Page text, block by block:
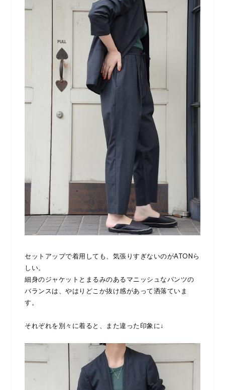
セットアップで着用しても、気張りすぎないのがATONら
しい。
細身のジャケットとまるみのあるマニッシュなパンツの
バランスは、やはりどこか抜け感があって洒落ていま
す。
それぞれを別々に着ると、また違った印象に↓